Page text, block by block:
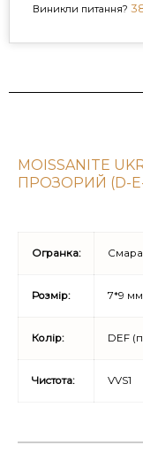
Виникли питання?
MOISSANITE
ПРОЗОРИЙ (D-
Огранка:
Розмір: 7*9 мм
Колір: DEF
Чистота: VVS1